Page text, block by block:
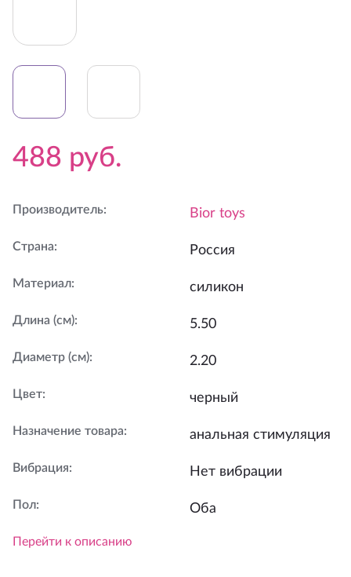
488 руб.
Производитель: Bior toys
Страна: Россия
Материал: силикон
Длина (см): 5.50
Диаметр (см): 2.20
Цвет: черный
Назначение товара: анальная стимуляция
Вибрация: Нет вибрации
Пол: Оба
Перейти к описанию